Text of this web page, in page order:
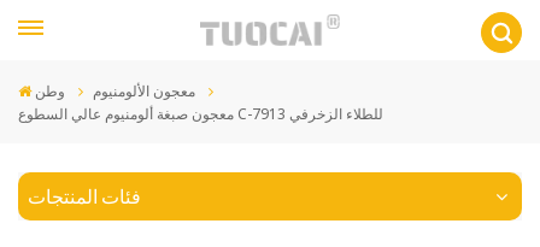
وطن
معجون الألومنيوم
معجون صبغة ألومنيوم عالي السطوع C-7913 للطلاء الزخرفي
فئات المنتجات